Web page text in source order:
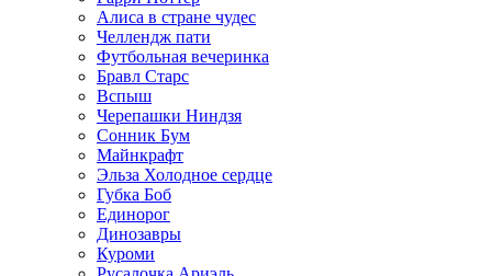
Алиса в стране чудес
Челлендж пати
Футбольная вечеринка
Бравл Старс
Вспыш
Черепашки Ниндзя
Сонник Бум
Майнкрафт
Эльза Холодное сердце
Губка Боб
Единорог
Динозавры
Куроми